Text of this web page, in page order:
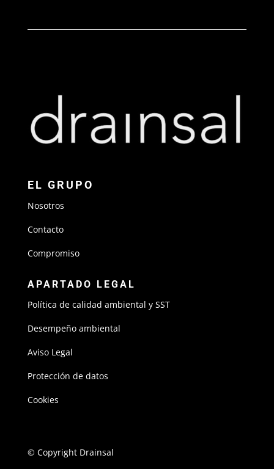
EL GRUPO
Nosotros
Contacto
Compromiso
APARTADO LEGAL
Política de calidad ambiental y SST
Desempeño ambiental
Aviso Legal
Protección de datos
Cookies
© Copyright Drainsal